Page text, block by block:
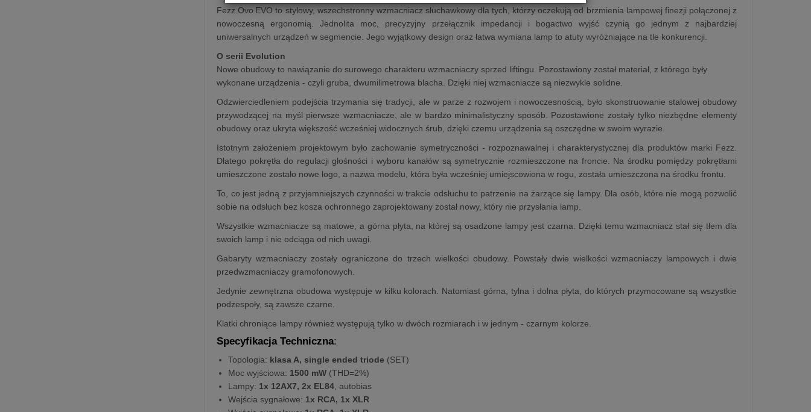
Fezz Ovo EVO to stylowy, wszechstronny wzmacniacz słuchawkowy dla tych, którzy oczekują od brzmienia lampowej finezji połączonej z
nowoczesną ergonomią. Jednolita moc, precyzyjny przełącznik impedancji i bogactwo wyjść czynią go jednym z najbardziej
uniwersalnych urządzeń w segmencie. Jego wyjątkowy design oraz łatwa wymiana lamp to atuty wyróżniające na tle konkurencji.
O serii Evolution
Nowe obudowy to nawiązanie do surowego charakteru wzmacniaczy sprzed liftingu. Pozostawiony został materiał, z którego były
wykonane urządzenia - czyli gruba, dwumilimetrowa blacha. Dzięki niej wzmacniacze są niezwykle solidne.
Odzwierciedleniem podejścia trzymania się tradycji, ale w parze z rozwojem i nowoczesnością, było skonstruowanie stalowej obudowy
przywodzącej na myśl pierwsze wzmacniacze, ale w bardzo minimalistyczny sposób. Pozostawione zostały tylko niezbędne elementy
obudowy oraz ukryta większość wcześniej widocznych śrub, dzięki czemu urządzenia są oszczędne w swoim wyrazie.
Istotnym założeniem projektowym było zachowanie symetryczności - rozpoznawalnej i charakterystycznej dla produktów marki Fezz.
Dlatego pokrętła do regulacji głośności i wyboru kanałów są symetrycznie rozmieszczone na froncie. Na środku pomiędzy pokrętłami
umieszczone zostało nowe logo, a nazwa modelu, która była wcześniej umiejscowiona w rogu, została umieszczona na środku frontu.
To, co jest jedną z przyjemniejszych czynności w trakcie odsłuchu to patrzenie na żarzące się lampy. Dla osób, które nie mogą pozwolić
sobie na odsłuch bez kosza ochronnego zaprojektowany został nowy, który nie przysłania lamp.
Wszystkie wzmacniacze są matowe, a górna płyta, na której są osadzone lampy jest czarna. Dzięki temu wzmacniacz stał się tłem dla
swoich lamp i nie odciąga od nich uwagi.
Gabaryty wzmacniaczy zostały ograniczone do trzech wielkości obudowy. Powstały dwie wielkości wzmacniaczy lampowych i dwie
przedwzmacniaczy gramofonowych.
Jedynie zewnętrzna obudowa występuje w kilku kolorach. Natomiast górna, tylna i dolna płyta, do których przymocowane są wszystkie
podzespoły, są zawsze czarne.
Klatki chroniące lampy również występują tylko w dwóch rozmiarach i w jednym - czarnym kolorze.
Specyfikacja Techniczna:
Topologia: klasa A, single ended triode (SET)
Moc wyjściowa: 1500 mW (THD=2%)
Lampy: 1x 12AX7, 2x EL84 , autobias
Wejścia sygnałowe: 1x RCA, 1x XLR